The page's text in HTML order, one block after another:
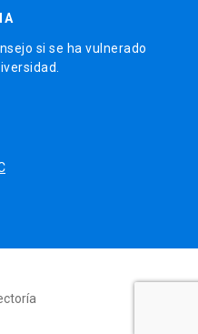
si se ha vulnerado